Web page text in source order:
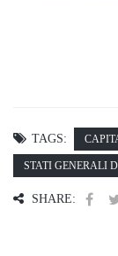
TAGS:
STATI GENERALI
SHARE: